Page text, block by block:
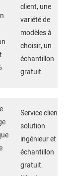
client, une
variété de
modèles à
choisir, un
échantillon
gratuit.
Service client et
solution
ingénieur et
échantillon
gratuit.